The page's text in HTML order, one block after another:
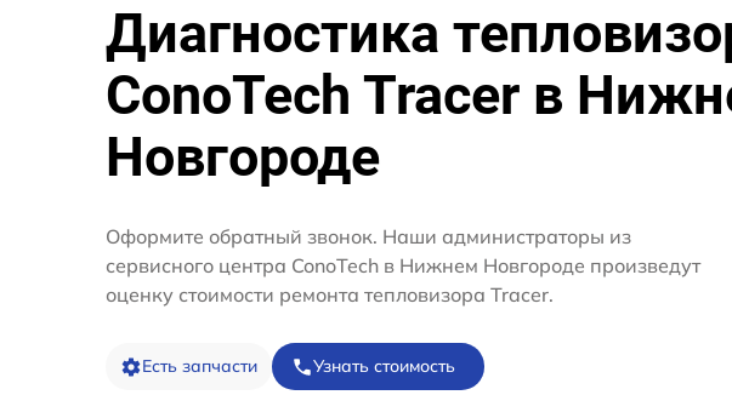
Диагностика
ConoTech Tracer в
Новгороде
Оформите обратный звонок. Наши администраторы из
сервисного центра ConoTech в Нижнем Новгороде произведут
оценку стоимости ремонта тепловизора Tracer.
Есть запчасти Узнать стоимость